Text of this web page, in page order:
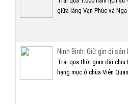
giữa làng Vạn Phúc và Nga
Ninh Bình: Giữ gìn di
Trải qua thời gian dài
hạng mục ở chùa Viên